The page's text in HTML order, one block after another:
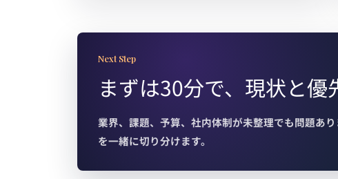
Next Step
まずは30分で、現状と優
業界、課題、予算、社内体制が未整理でも問題あ
を一緒に切り分けます。